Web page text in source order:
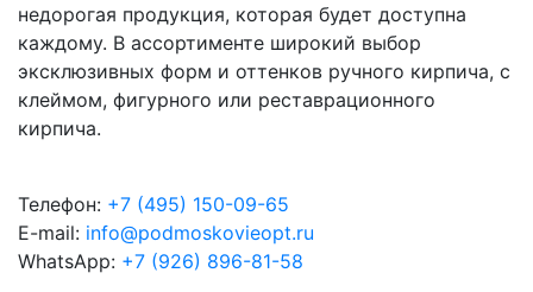
недорогая продукция, которая будет доступна
каждому. В ассортименте широкий выбор
эксклюзивных форм и оттенков ручного кирпича, с
клеймом, фигурного или реставрационного
кирпича.
Телефон: +7 (495) 150-09-65
E-mail: info@podmoskovieopt.ru
WhatsApp: +7 (926) 896-81-58